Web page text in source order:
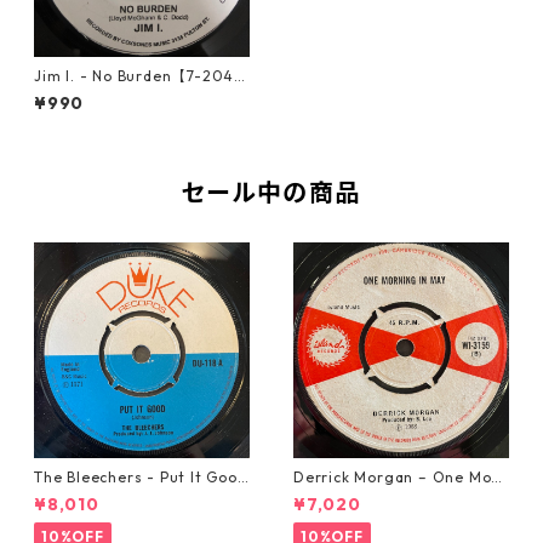
Jim I. - No Burden【7-2043
4】
¥990
セール中の商品
The Bleechers - Put It Good
【7-21637】
¥8,010
10%OFF
Derrick Morgan – One Morn
ing In May【7-21653】
¥7,020
10%OFF